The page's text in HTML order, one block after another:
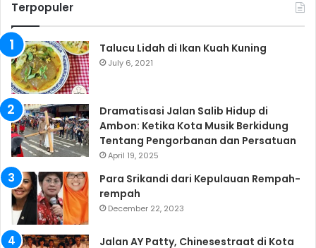
Terpopuler
Talucu Lidah di Ikan Kuah Kuning
July 6, 2021
Dramatisasi Jalan Salib Hidup di
Ambon: Ketika Kota Musik Berkidung
Tentang Pengorbanan dan Persatuan
April 19, 2025
Para Srikandi dari Kepulauan Rempah-
rempah
December 22, 2023
Jalan AY Patty, Chinesestraat di Kota